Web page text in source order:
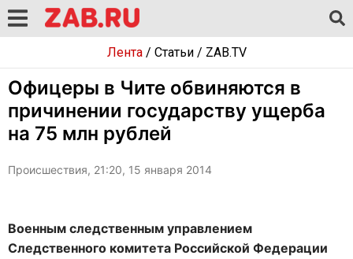
Лента/ Статьи/ ZAB.TV
Офицеры в Чите обвиняются в
причинении государству ущерба
на 75 млн рублей
Происшествия, 21:20, 15 января 2014
Военным следственным управлением
Следственного комитета Российской Федерации